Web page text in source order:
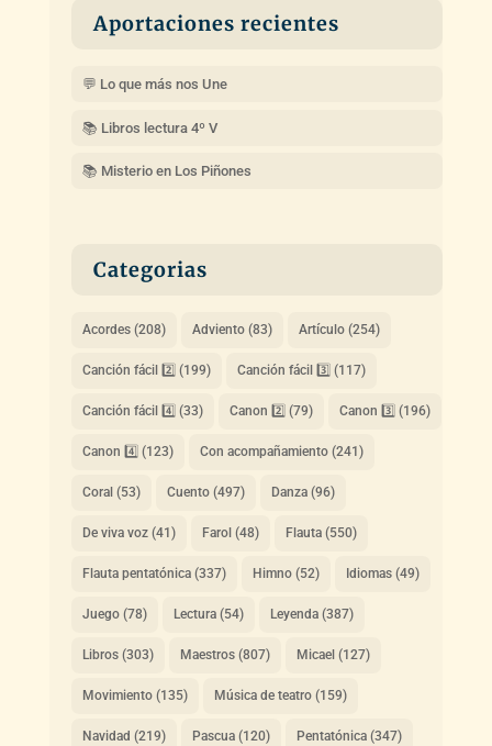
Aportaciones recientes
💬 Lo que más nos Une
📚 Libros lectura 4º V
📚 Misterio en Los Piñones
Categorias
Acordes(208) Adviento(83) Artículo(254)
Canción fácil 2️⃣ (199) Canción fácil 3️⃣ (117)
Canción fácil 4️⃣ (33) Canon 2️⃣ (79) Canon 3️⃣ (196)
Canon 4️⃣ (123) Con acompañamiento(241)
Coral (53) Cuento(497) Danza(96)
De viva voz(41) Farol (48) Flauta(550)
Flauta pentatónica(337) Himno(52) Idiomas(49)
Juego(78) Lectura(54) Leyenda(387)
Libros(303) Maestros(807) Micael (127)
Movimiento(135) Música de teatro(159)
Navidad (219) Pascua(120) Pentatónica(347)